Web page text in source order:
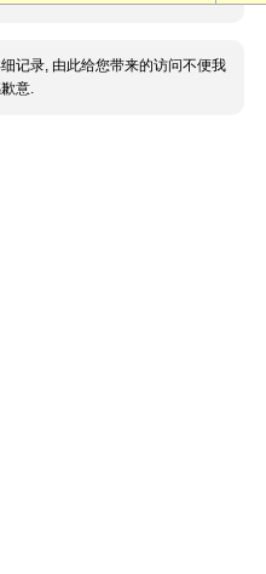
记录, 由此给您带来的访问不便我
意.